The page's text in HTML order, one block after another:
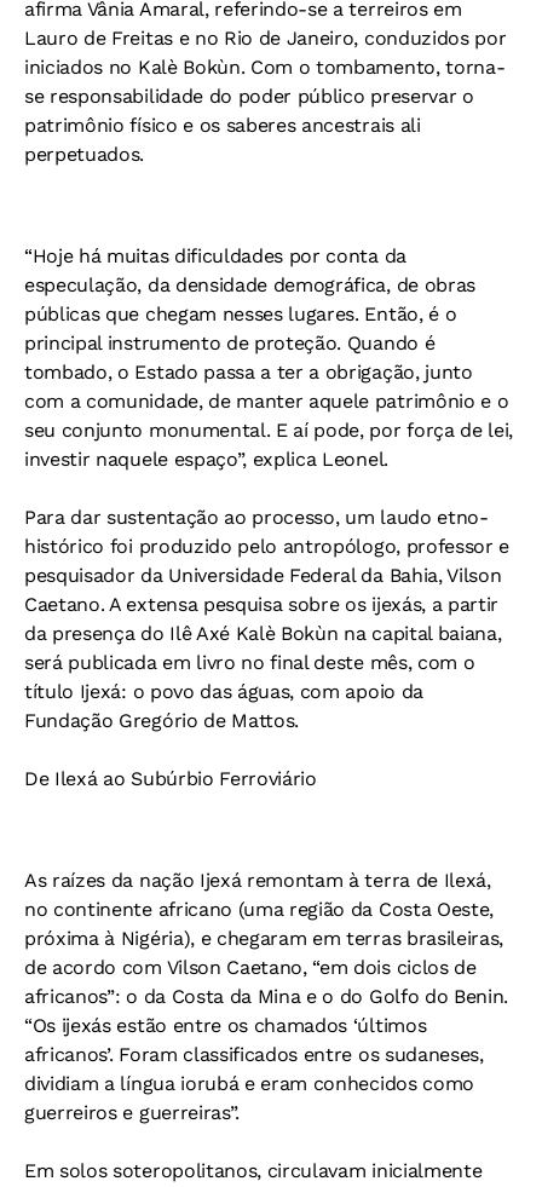
afirma Vânia Amaral, referindo-se a terreiros em
Lauro de Freitas e no Rio de Janeiro, conduzidos por
iniciados no Kalè Bokùn. Com o tombamento, torna-
se responsabilidade do poder público preservar o
patrimônio físico e os saberes ancestrais ali
perpetuados.
“Hoje há muitas dificuldades por conta da
especulação, da densidade demográfica, de obras
públicas que chegam nesses lugares. Então, é o
principal instrumento de proteção. Quando é
tombado, o Estado passa a ter a obrigação, junto
com a comunidade, de manter aquele patrimônio e o
seu conjunto monumental. E aí pode, por força de lei,
investir naquele espaço”, explica Leonel.
Para dar sustentação ao processo, um laudo etno-
histórico foi produzido pelo antropólogo, professor e
pesquisador da Universidade Federal da Bahia, Vilson
Caetano. A extensa pesquisa sobre os ijexás, a partir
da presença do Ilê Axé Kalè Bokùn na capital baiana,
será publicada em livro no final deste mês, com o
título Ijexá: o povo das águas, com apoio da
Fundação Gregório de Mattos.
De Ilexá ao Subúrbio Ferroviário
As raízes da nação Ijexá remontam à terra de Ilexá,
no continente africano (uma região da Costa Oeste,
próxima à Nigéria), e chegaram em terras brasileiras,
de acordo com Vilson Caetano, “em dois ciclos de
africanos”: o da Costa da Mina e o do Golfo do Benin.
“Os ijexás estão entre os chamados ‘últimos
africanos’. Foram classificados entre os sudaneses,
dividiam a língua iorubá e eram conhecidos como
guerreiros e guerreiras”.
Em solos soteropolitanos, circulavam inicialmente